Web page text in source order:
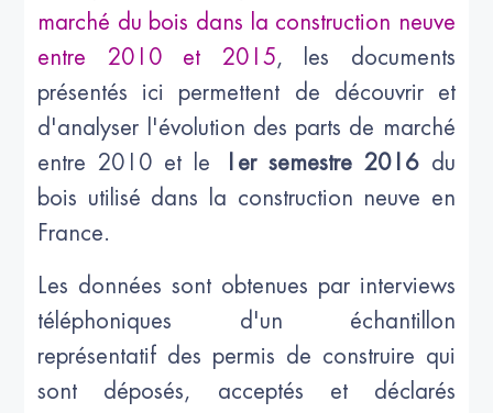
marché du bois dans la construction neuve
entre 2010 et 2015, les documents
présentés ici permettent de découvrir et
d'analyser l'évolution des parts de marché
entre 2010 et le
1er semestre 2016du
bois utilisé dans la construction neuve en
France.
Les données sont obtenues par interviews
téléphoniques d'un échantillon
représentatif des permis de construire qui
sont déposés, acceptés et déclarés